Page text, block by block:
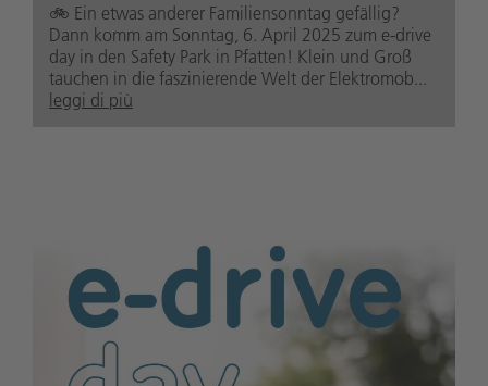
🚲️ Ein etwas anderer Familiensonntag gefällig?
Dann komm am Sonntag, 6. April 2025 zum e-drive
day in den Safety Park in Pfatten! Klein und Groß
tauchen in die faszinierende Welt der Elektromob...
leggi di più